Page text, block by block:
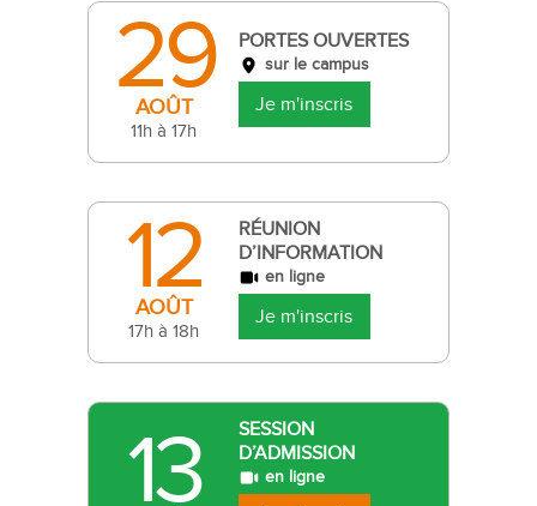
29
AOÛT
11h à 17h
PORTES OUVERTES
sur le campus
Je m'inscris
12
AOÛT
17h à 18h
RÉUNION
D’INFORMATION
en ligne
Je m'inscris
13
SESSION
D’ADMISSION
en ligne